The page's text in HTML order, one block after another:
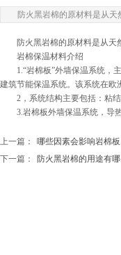
防火黑岩棉的原材料是从
防火黑岩棉的原材料是从天然
岩棉保温材料介绍
1.“岩棉板”外墙保温系统，主
建筑节能保温系统。该系统在欧
2，系统结构主要包括：粘结
3.岩棉板外墙保温系统，导热
上一篇：
哪些因素会影响岩棉板
下一篇：
防火黑岩棉的用途有哪